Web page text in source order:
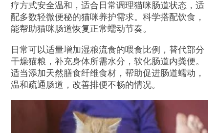
疗方式安全温和，适合日常调理猫咪肠道状态，适
配多数轻微便秘的猫咪养护需求。科学搭配饮食，
能帮助猫咪肠道恢复正常蠕动节奏。
日常可以适量增加湿粮流食的喂食比例，替代部分
干燥猫粮，补充身体所需水分，软化肠道内粪便。
适当添加天然膳食纤维食材，帮助促进肠道蠕动，
温和疏通肠道，改善排便不畅的情况。